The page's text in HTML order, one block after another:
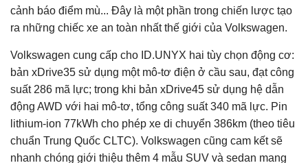
cảnh báo điểm mù... Đây là một phần trong chiến lược tạo
ra những chiếc xe an toàn nhất thế giới của Volkswagen.
Volkswagen cung cấp cho ID.UNYX hai tùy chọn động cơ:
bản xDrive35 sử dụng một mô-tơ điện ở cầu sau, đạt công
suất 286 mã lực; trong khi bản xDrive45 sử dụng hệ dẫn
động AWD với hai mô-tơ, tổng công suất 340 mã lực. Pin
lithium-ion 77kWh cho phép xe di chuyển 386km (theo tiêu
chuẩn Trung Quốc CLTC). Volkswagen cũng cam kết sẽ
nhanh chóng giới thiệu thêm 4 mẫu SUV và sedan mang